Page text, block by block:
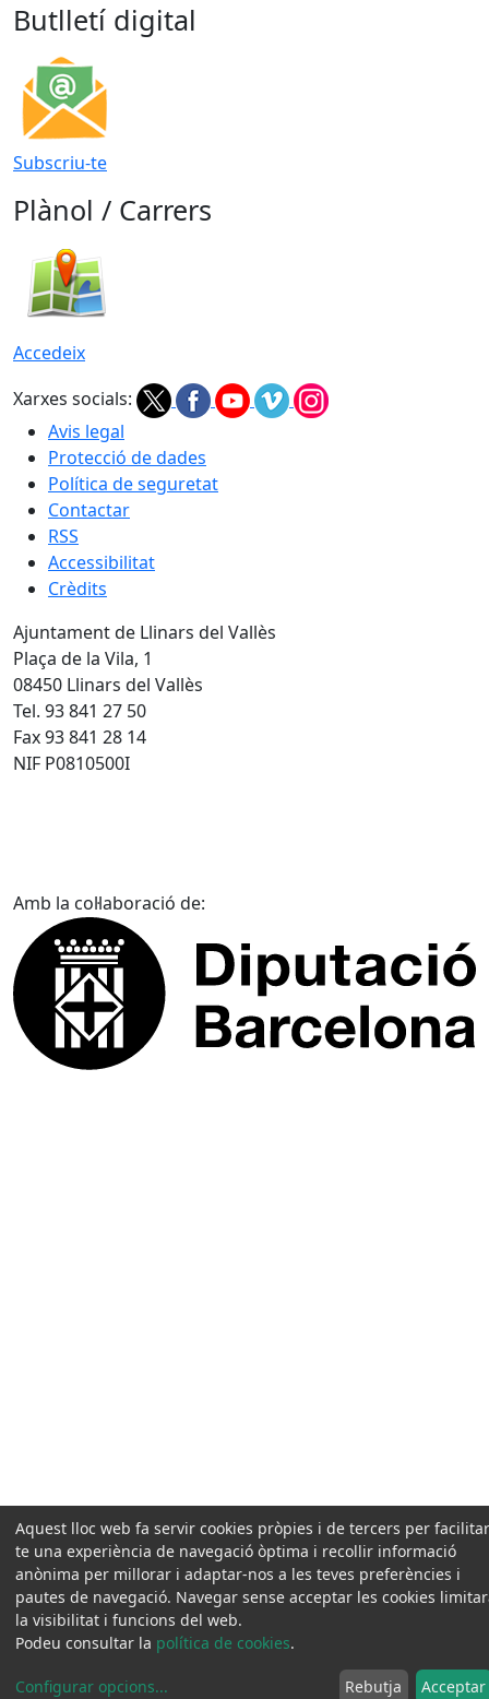
Butlletí digital
Subscriu-te
Plànol / Carrers
Accedeix
Xarxes socials:
Avis legal
Protecció de dades
Política de seguretat
Contactar
RSS
Accessibilitat
Crèdits
Ajuntament de Llinars del Vallès
Plaça de la Vila, 1
08450 Llinars del Vallès
Tel. 93 841 27 50
Fax 93 841 28 14
NIF P0810500I
Amb la col·laboració de:
Aquest lloc web fa servir cookies pròpies i de tercers per
te una experiència de navegació òptima i recollir informació
anònima per millorar i adaptar-nos a les teves preferències i
pautes de navegació. Navegar sense acceptar les cookies
la visibilitat i funcions del web.
Podeu consultar la política de cookies.
Configurar opcions... Rebutja Acceptar